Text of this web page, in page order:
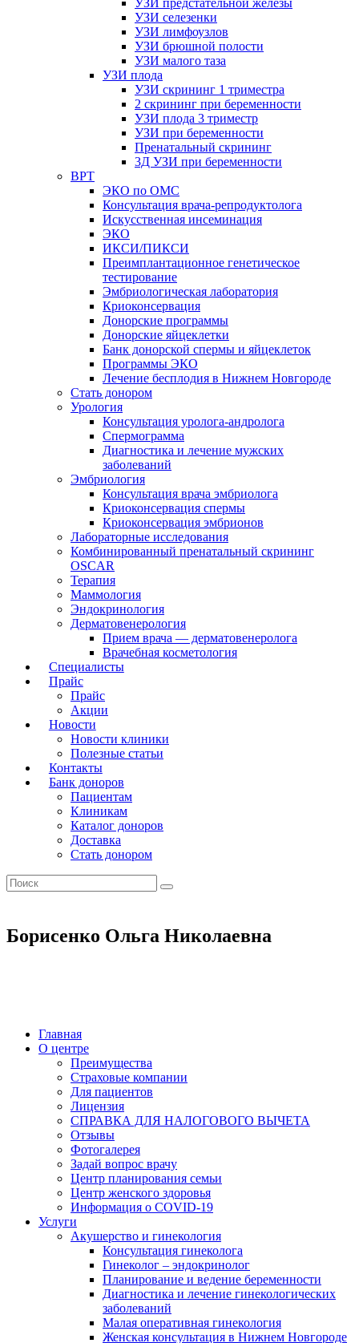
УЗИ предстательной железы
УЗИ селезенки
УЗИ лимфоузлов
УЗИ брюшной полости
УЗИ малого таза
УЗИ плода
УЗИ скрининг 1 триместра
2 скрининг при беременности
УЗИ плода 3 триместр
УЗИ при беременности
Пренатальный скрининг
3Д УЗИ при беременности
ВРТ
ЭКО по ОМС
Консультация врача-репродуктолога
Искусственная инсеминация
ЭКО
ИКСИ/ПИКСИ
Преимплантационное генетическое
тестирование
Эмбриологическая лаборатория
Криоконсервация
Донорские программы
Донорские яйцеклетки
Банк донорской спермы и яйцеклеток
Программы ЭКО
Лечение бесплодия в Нижнем Новгороде
Стать донором
Урология
Консультация уролога-андролога
Спермограмма
Диагностика и лечение мужских
заболеваний
Эмбриология
Консультация врача эмбриолога
Криоконсервация спермы
Криоконсервация эмбрионов
Лабораторные исследования
Комбинированный пренатальный скрининг
OSCAR
Терапия
Маммология
Эндокринология
Дерматовенерология
Прием врача — дерматовенеролога
Врачебная косметология
Специалисты
Прайс
Прайс
Акции
Новости
Новости клиники
Полезные статьи
Контакты
Банк доноров
Пациентам
Клиникам
Каталог доноров
Доставка
Стать донором
Борисенко Ольга Николаевна
Главная
О центре
Преимущества
Страховые компании
Для пациентов
Лицензия
СПРАВКА ДЛЯ НАЛОГОВОГО ВЫЧЕТА
Отзывы
Фотогалерея
Задай вопрос врачу
Центр планирования семьи
Центр женского здоровья
Информация о COVID-19
Услуги
Акушерство и гинекология
Консультация гинеколога
Гинеколог – эндокринолог
Планирование и ведение беременности
Диагностика и лечение гинекологических
заболеваний
Малая оперативная гинекология
Женская консультация в Нижнем Новгороде